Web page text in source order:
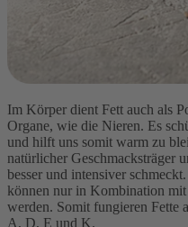
Im Körper dient Fett auch als
Organe, wie die Nieren. Es
und hilft uns somit warm zu
natürlicher Geschmacksträger
besser und intensiver
können nur in Kombination
werden. Somit fungieren Fette
A, D, E und K.